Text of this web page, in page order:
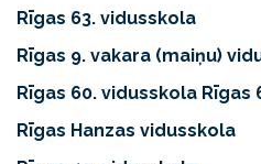
Rīgas 63. vidusskola
Rīgas 9. vakara (maiņu)
Rīgas 60. vidusskola Rīgas
Rīgas Hanzas vidusskola